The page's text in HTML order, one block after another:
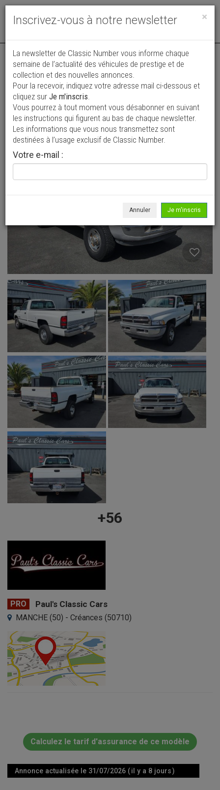
Toggle
Annonce actualisée le 31/07/2026 ( il y a 8 jours )
Dodge Pick-up Ram 2500 4×4 Laramie SLT
23 500 €
1994 Pick-up 134 616 km
+56
PRO Paul's Classic Cars
MANCHE (50) - Créances (50710)
Calculez le tarif d'assurance de ce modèle
Annonce actualisée le 31/07/2026 ( il y a 8 jours )
×
Inscrivez-vous à notre newsletter
La newsletter de Classic Number vous informe chaque
semaine de l’actualité des véhicules de prestige et de
collection et des nouvelles annonces.
Pour la recevoir, indiquez votre adresse mail ci-dessous et
cliquez sur Je m'inscris.
Vous pourrez à tout moment vous désabonner en suivant
les instructions qui figurent au bas de chaque newsletter.
Les informations que vous nous transmettez sont
destinées à l’usage exclusif de Classic Number.
Votre e-mail :
Annuler Je m'inscris